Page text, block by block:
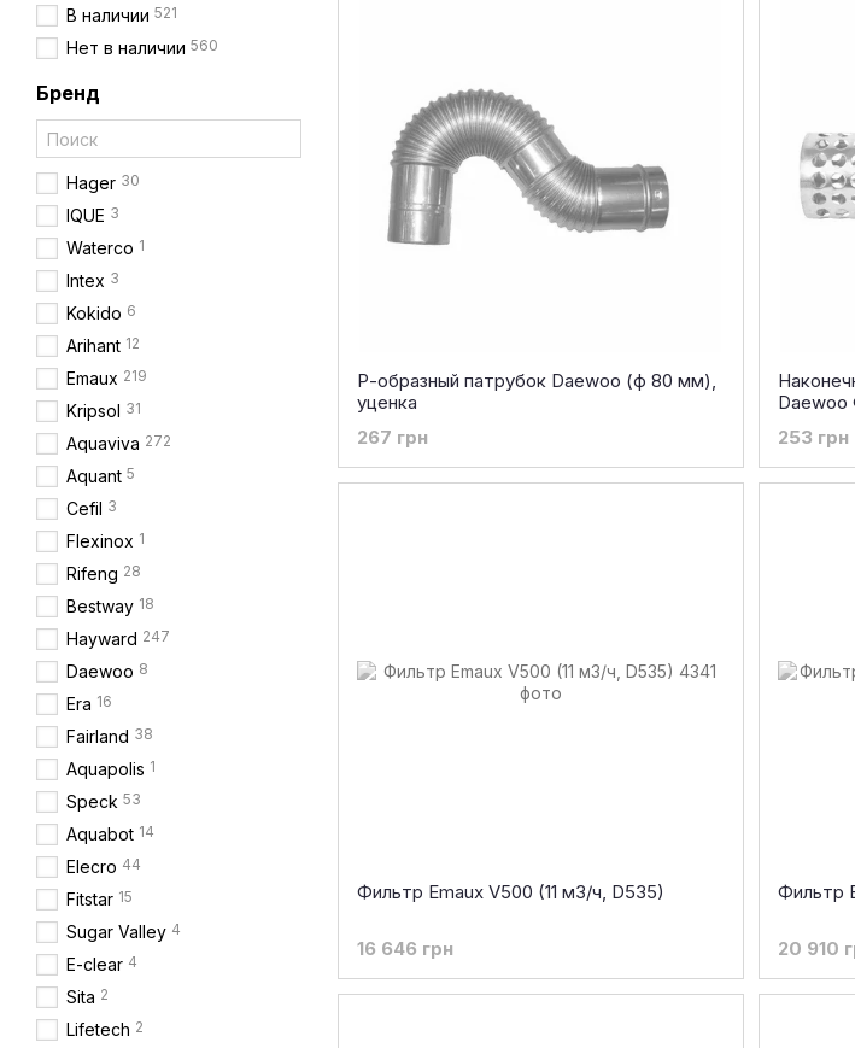
Р-образный патрубок Daewoo (ф 80 мм),
уценка
267 грн
Daewoo
253 грн
Фильтр Emaux V500 (11 м3/ч, D535)
16 646 грн
Фильтр
20 910
В наличии 521
Нет в наличии 560
Бренд
Hager 30
IQUE 3
Waterco 1
Intex 3
Kokido 6
Arihant 12
Emaux 219
Kripsol 31
Aquaviva 272
Aquant 5
Cefil 3
Flexinox 1
Rifeng 28
Bestway 18
Hayward 247
Daewoo 8
Era 16
Fairland 38
Aquapolis 1
Speck 53
Aquabot 14
Elecro 44
Fitstar 15
Sugar Valley 4
E-clear 4
Sita 2
Lifetech 2